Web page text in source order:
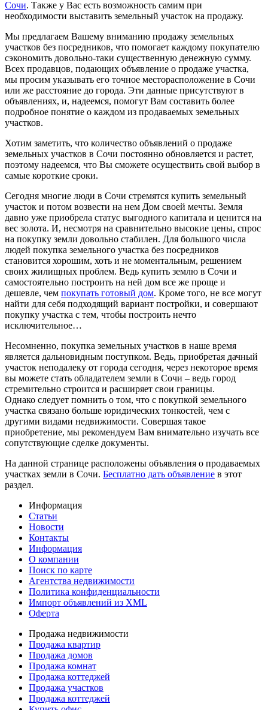
Сочи. Также у Вас есть возможность самим при
необходимости выставить земельный участок на продажу.
Мы предлагаем Вашему вниманию продажу земельных
участков без посредников, что помогает каждому покупателю
сэкономить довольно-таки существенную денежную сумму.
Всех продавцов, подающих объявление о продаже участка,
мы просим указывать его точное месторасположение в Сочи
или же расстояние до города. Эти данные присутствуют в
объявлениях, и, надеемся, помогут Вам составить более
подробное понятие о каждом из продаваемых земельных
участков.
Хотим заметить, что количество объявлений о продаже
земельных участков в Сочи постоянно обновляется и растет,
поэтому надеемся, что Вы сможете осуществить свой выбор в
самые короткие сроки.
Сегодня многие люди в Сочи стремятся купить земельный
участок и потом возвести на нем Дом своей мечты. Земля
давно уже приобрела статус выгодного капитала и ценится на
вес золота. И, несмотря на сравнительно высокие цены, спрос
на покупку земли довольно стабилен. Для большого числа
людей покупка земельного участка без посредников
становится хорошим, хоть и не моментальным, решением
своих жилищных проблем. Ведь купить землю в Сочи и
самостоятельно построить на ней дом все же проще и
дешевле, чем покупать готовый дом. Кроме того, не все могут
найти для себя подходящий вариант постройки, и совершают
покупку участка с тем, чтобы построить нечто
исключительное…
Несомненно, покупка земельных участков в наше время
является дальновидным поступком. Ведь, приобретая дачный
участок неподалеку от города сегодня, через некоторое время
вы можете стать обладателем земли в Сочи – ведь город
стремительно строится и расширяет свои границы.
Однако следует помнить о том, что с покупкой земельного
участка связано больше юридических тонкостей, чем с
другими видами недвижимости. Совершая такое
приобретение, мы рекомендуем Вам внимательно изучать все
сопутствующие сделке документы.
На данной странице расположены объявления о продаваемых
участках земли в Сочи. Бесплатно дать объявление в этот
раздел.
Информация
Статьи
Новости
Контакты
Информация
О компании
Поиск по карте
Агентства недвижимости
Политика конфиденциальности
Импорт объявлений из XML
Оферта
Продажа недвижимости
Продажа квартир
Продажа домов
Продажа комнат
Продажа коттеджей
Продажа участков
Продажа коттеджей